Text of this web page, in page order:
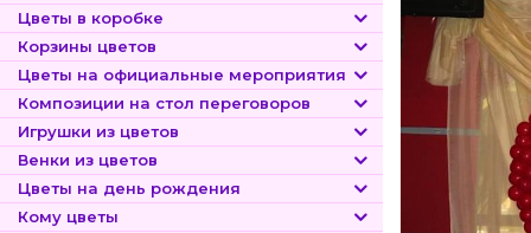
Цветы в коробке
Корзины цветов
Цветы на официальные мероприятия
Композиции на стол переговоров
Игрушки из цветов
Венки из цветов
Цветы на день рождения
Кому цветы